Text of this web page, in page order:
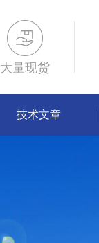
大量现货
技术文章